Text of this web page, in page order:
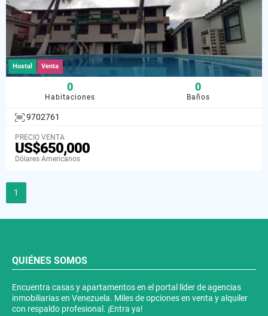
Hostal Venta
0
Habitaciones
0
Baños
9702761
PRECIO VENTA
US$650,000
Dólares Americanos
1
QUIÉNES SOMOS
Encuentra casas y apartamentos en el portal líder de agencias
inmobiliarias en Venezuela. Miles de opciones en venta y alquiler
con respaldo profesional. ¡Entra ya!